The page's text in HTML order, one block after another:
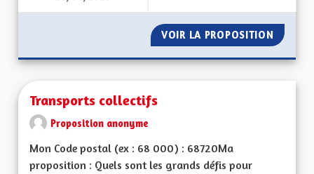
VOIR LA PROPOSITION
Transports collectifs
Proposition anonyme
Mon Code postal (ex : 68 000) : 68720Ma
proposition : Quels sont les grands défis pour